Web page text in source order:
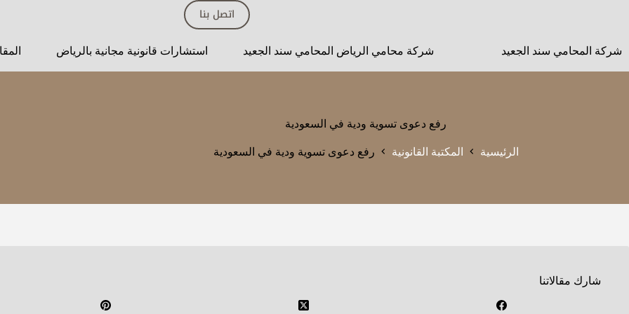
اتصل بنا
شركة المحامي سند الجعيد شركة محامي الرياض المحامي سند الجعيد استشارات قانونية مجانية بالرياض
رفع دعوى تسوية ودية في السعودية
الرئيسية المكتبة القانونية رفع دعوى تسوية ودية في السعودية
شارك مقالاتنا